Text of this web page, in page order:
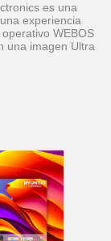
es una
experiencia
WEBOS
una imagen Ultra